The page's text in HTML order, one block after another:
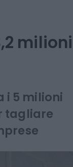
milioni
i 5 milioni
tagliare